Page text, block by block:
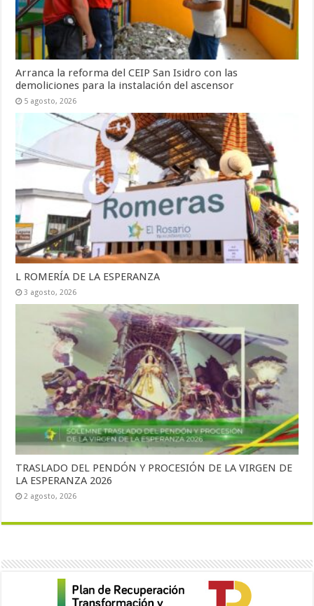
Arranca la reforma del CEIP San Isidro con las
demoliciones para la instalación del ascensor
5 agosto, 2026
L ROMERÍA DE LA ESPERANZA
3 agosto, 2026
TRASLADO DEL PENDÓN Y PROCESIÓN DE LA VIRGEN DE
LA ESPERANZA 2026
2 agosto, 2026